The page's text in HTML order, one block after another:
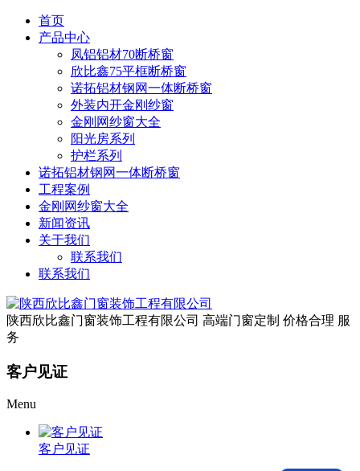
首页
产品中心
凤铝铝材70断桥窗
欣比鑫75平框断桥窗
诺拓铝材钢网一体断桥窗
外装内开金刚纱窗
金刚网纱窗大全
阳光房系列
护栏系列
诺拓铝材钢网一体断桥窗
工程案例
金刚网纱窗大全
新闻资讯
关于我们
联系我们
联系我们
陕西欣比鑫门窗装饰工程有限公司 高端门窗定制 价格合理 服
务
客户见证
Menu
客户见证